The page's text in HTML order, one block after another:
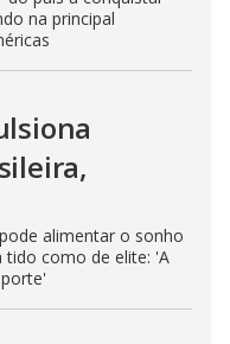
na principal
alimentar o sonho
como de elite: 'A